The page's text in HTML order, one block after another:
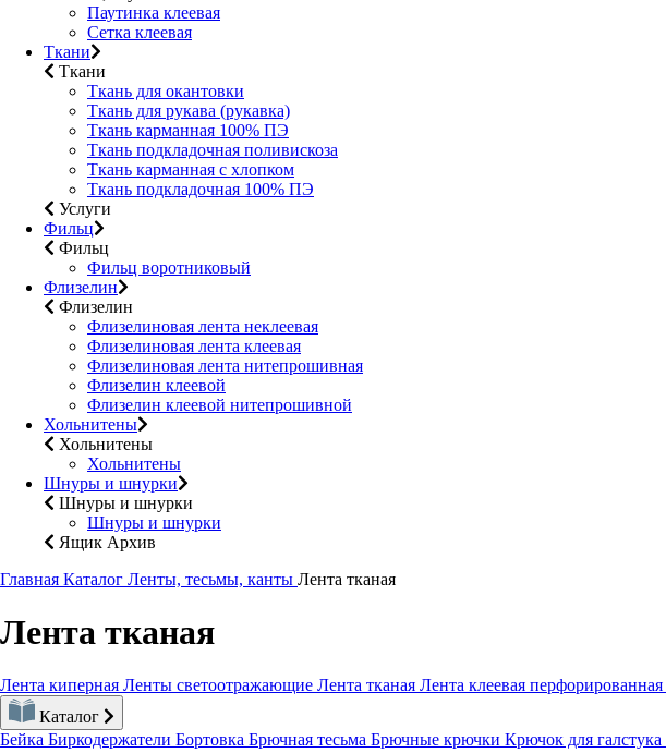
Паутинка клеевая
Сетка клеевая
Ткани
Ткани
Ткань для окантовки
Ткань для рукава (рукавка)
Ткань карманная 100% ПЭ
Ткань подкладочная поливискоза
Ткань карманная с хлопком
Ткань подкладочная 100% ПЭ
Услуги
Фильц
Фильц
Фильц воротниковый
Флизелин
Флизелин
Флизелиновая лента неклеевая
Флизелиновая лента клеевая
Флизелиновая лента нитепрошивная
Флизелин клеевой
Флизелин клеевой нитепрошивной
Хольнитены
Хольнитены
Хольнитены
Шнуры и шнурки
Шнуры и шнурки
Шнуры и шнурки
Ящик Архив
Главная Каталог Ленты, тесьмы, канты Лента тканая
Лента тканая
Лента киперная Ленты светоотражающие Лента тканая Лента клеевая перфорированная
Каталог
Бейка Биркодержатели Бортовка Брючная тесьма Брючные крючки Крючок для галстука